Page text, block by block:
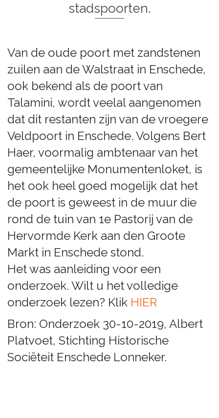
stadspoorten.
Van de oude poort met zandstenen
zuilen aan de Walstraat in Enschede,
ook bekend als de poort van
Talamini, wordt veelal aangenomen
dat dit restanten zijn van de vroegere
Veldpoort in Enschede. Volgens Bert
Haer, voormalig ambtenaar van het
gemeentelijke Monumentenloket, is
het ook heel goed mogelijk dat het
de poort is geweest in de muur die
rond de tuin van 1e Pastorij van de
Hervormde Kerk aan den Groote
Markt in Enschede stond.
Het was aanleiding voor een
onderzoek. Wilt u het volledige
onderzoek lezen? Klik HIER
Bron: Onderzoek 30-10-2019, Albert
Platvoet, Stichting Historische
Sociëteit Enschede Lonneker.